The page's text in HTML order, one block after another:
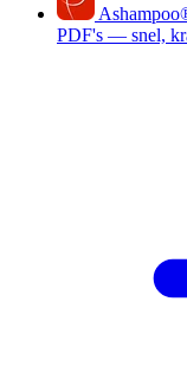
Ashampoo
PDF's — snel,